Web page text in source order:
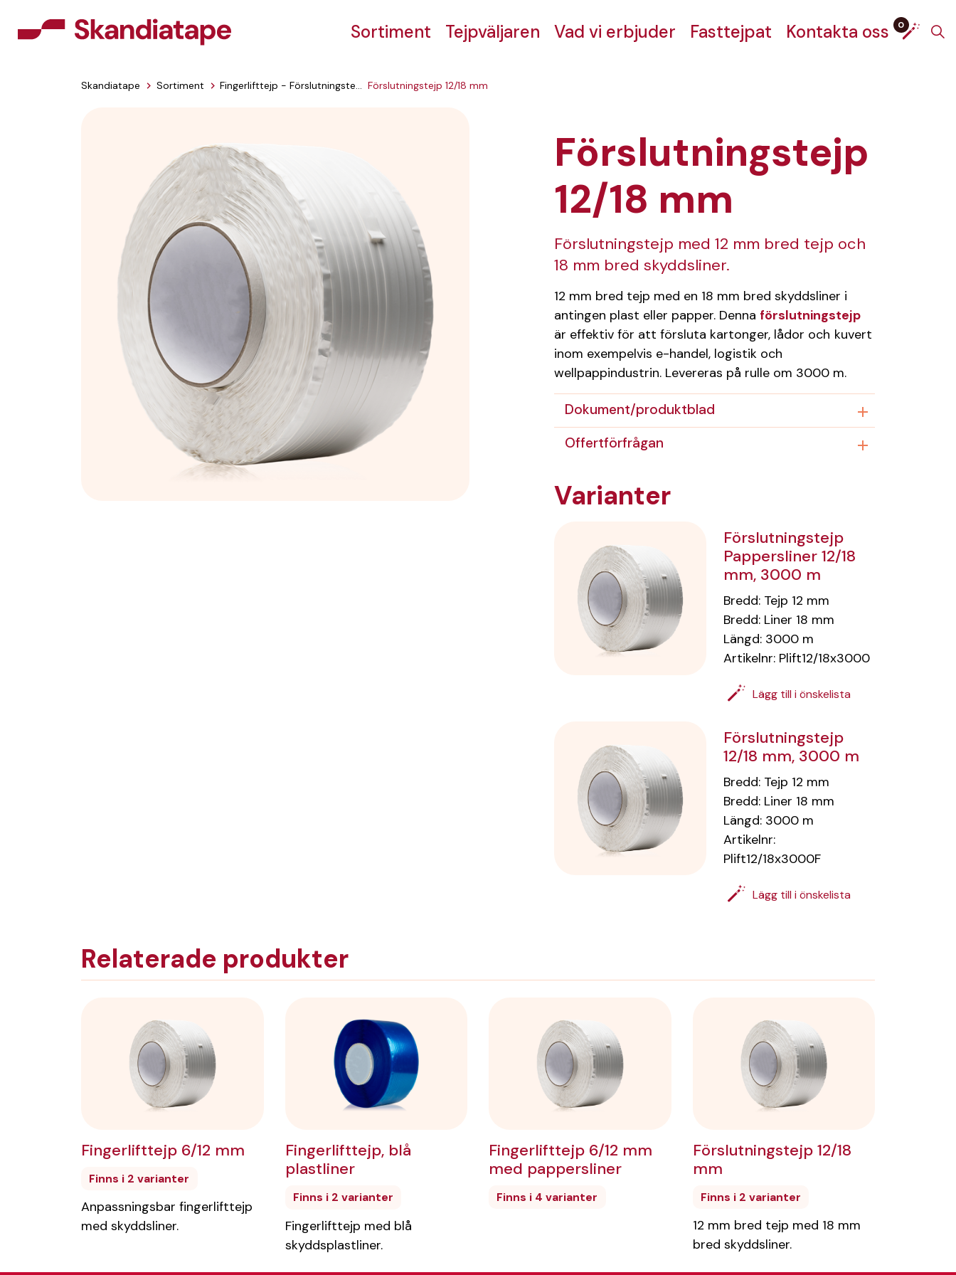
Sortiment Tejpväljaren Vad vi erbjuder Fasttejpat Kontakta oss 0
Skandiatape Sortiment Fingerlifttejp - Förslutningstejp Förslutningstejp 12/18 mm
Förslutningstejp
12/18 mm
Förslutningstejp med 12 mm bred tejp och
18 mm bred skyddsliner.
12 mm bred tejp med en 18 mm bred skyddsliner i
antingen plast eller papper. Denna förslutningstejp
är effektiv för att försluta kartonger, lådor och kuvert
inom exempelvis e-handel, logistik och
wellpappindustrin. Levereras på rulle om 3000 m.
Dokument/produktblad
Offertförfrågan
Varianter
Förslutningstejp
Pappersliner 12/18
mm, 3000 m
Bredd: Tejp 12 mm
Bredd: Liner 18 mm
Längd: 3000m
Artikelnr: Plift12/18x3000
Lägg till i önskelista
Förslutningstejp
12/18 mm, 3000 m
Bredd: Tejp 12 mm
Bredd: Liner 18 mm
Längd: 3000m
Artikelnr:
Plift12/18x3000F
Lägg till i önskelista
Relaterade produkter
Fingerlifttejp 6/12 mm
Finns i 2 varianter
Anpassningsbar fingerlifttejp
med skyddsliner.
Fingerlifttejp, blå
plastliner
Finns i 2 varianter
Fingerlifttejp med blå
skyddsplastliner.
Fingerlifttejp 6/12 mm
med pappersliner
Finns i 4 varianter
Förslutningstejp 12/18
mm
Finns i 2 varianter
12 mm bred tejp med 18 mm
bred skyddsliner.